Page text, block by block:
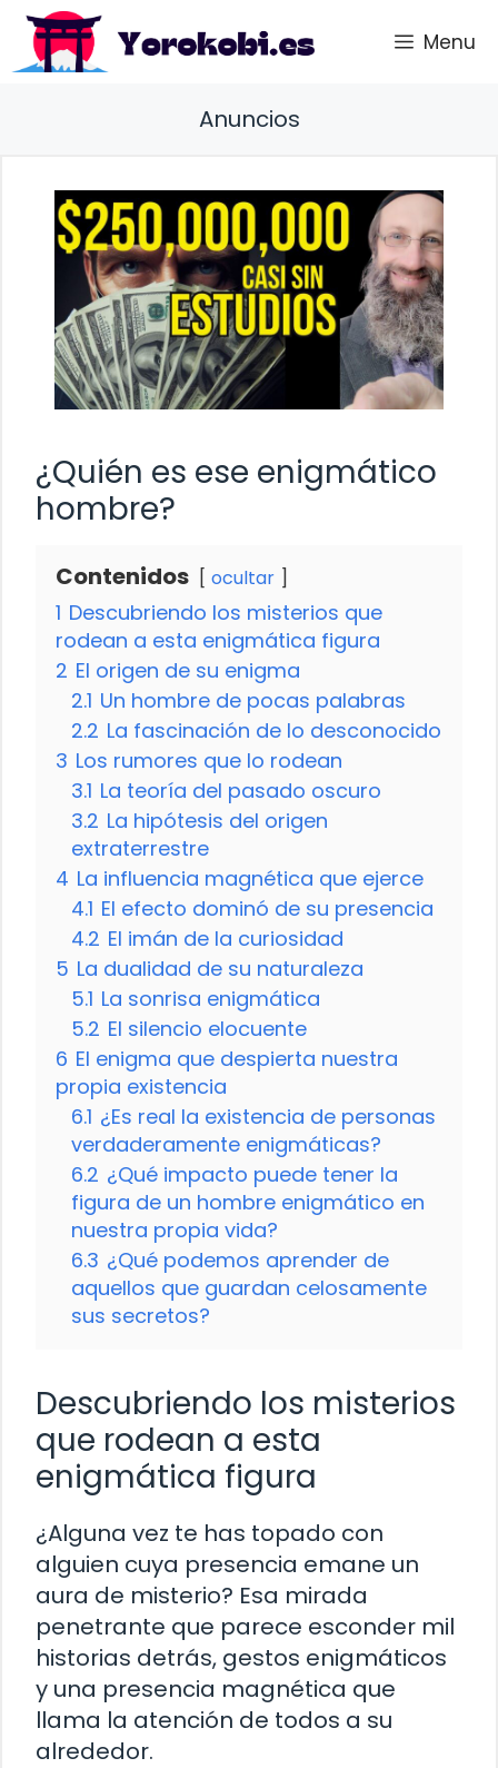
Saltar
contenido
Menu
Anuncios
¿Quién es ese enigmático
hombre?
Contenidos ocultar
1 Descubriendo los misterios que
rodean a esta enigmática figura
2 El origen de su enigma
2.1 Un hombre de pocas palabras
2.2 La fascinación de lo desconocido
3 Los rumores que lo rodean
3.1 La teoría del pasado oscuro
3.2 La hipótesis del origen
extraterrestre
4 La influencia magnética que ejerce
4.1 El efecto dominó de su presencia
4.2 El imán de la curiosidad
5 La dualidad de su naturaleza
5.1 La sonrisa enigmática
5.2 El silencio elocuente
6 El enigma que despierta nuestra
propia existencia
6.1 ¿Es real la existencia de personas
verdaderamente enigmáticas?
6.2 ¿Qué impacto puede tener la
figura de un hombre enigmático en
nuestra propia vida?
6.3 ¿Qué podemos aprender de
aquellos que guardan celosamente
sus secretos?
Descubriendo los misterios
que rodean a esta
enigmática figura
¿Alguna vez te has topado con
alguien cuya presencia emane un
aura de misterio? Esa mirada
penetrante que parece esconder mil
historias detrás, gestos enigmáticos
y una presencia magnética que
llama la atención de todos a su
alrededor.